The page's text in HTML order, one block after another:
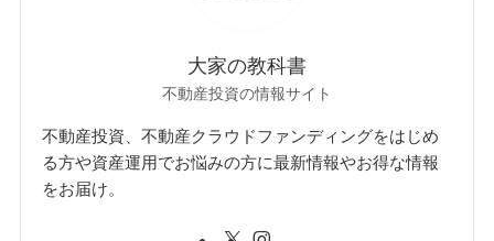
大家の教科書
不動産投資の情報サイト
不動産投資、不動産クラウドファンディングをはじめ
る方や資産運用でお悩みの方に最新情報やお得な情報
をお届け。